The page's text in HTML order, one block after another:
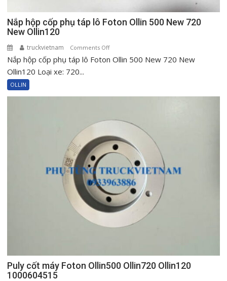
Nắp hộp cốp phụ táp lô Foton Ollin 500 New 720
New Ollin120
truckvietnam Comments Offon
Nắp
Ollin
500
720
New
Ollin120
Nắp hộp cốp phụ táp lô Foton Ollin 500 New 720 New
Ollin120 Loại xe: 720...
OLLIN
Puly cốt máy Foton Ollin500 Ollin720 Ollin120
1000604515